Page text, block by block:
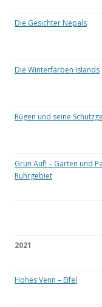
Die Gesichter Nepals
Die Winterfarben Islands
Rügen und seine
Grün Auf! – Gärten und
Ruhrgebiet
2021
Hohes Venn – Eifel